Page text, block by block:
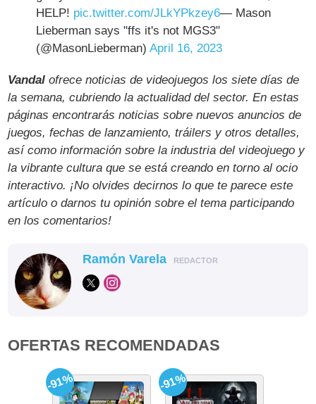
HELP! pic.twitter.com/JLkYPkzey6— Mason
Lieberman says "ffs it's not MGS3"
(@MasonLieberman)April 16, 2023
Vandal ofrece noticias de videojuegos los siete días de
la semana, cubriendo la actualidad del sector. En estas
páginas encontrarás noticias sobre nuevos anuncios de
juegos, fechas de lanzamiento, tráilers y otros detalles,
así como información sobre la industria del videojuego y
la vibrante cultura que se está creando en torno al ocio
interactivo. ¡No olvides decirnos lo que te parece este
artículo o darnos tu opinión sobre el tema participando
en los comentarios!
Ramón Varela REDACTOR
OFERTAS RECOMENDADAS
-91% -91%